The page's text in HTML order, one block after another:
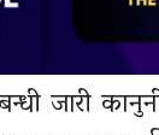
जारी